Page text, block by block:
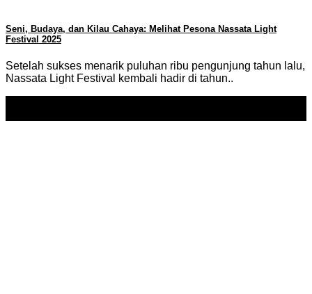
Seni, Budaya, dan Kilau Cahaya: Melihat Pesona Nassata Light
Festival 2025
Setelah sukses menarik puluhan ribu pengunjung tahun lalu,
Nassata Light Festival kembali hadir di tahun..